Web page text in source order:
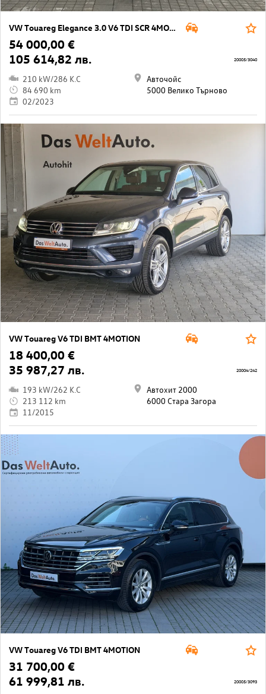
VW Touareg Elegance 3.0 V6 TDI SCR 4MOTION
54 000,00 €
105 614,82 лв.
210 kW/286 K.C
84 690 km
02/2023
Авточойс
5000 Велико Търново
20005/3040
VW Touareg V6 TDI BMT 4MOTION
18 400,00 €
35 987,27 лв.
193 kW/262 K.C
213 112 km
11/2015
Автохит 2000
6000 Стара Загора
20004/242
VW Touareg V6 TDI BMT 4MOTION
31 700,00 €
61 999,81 лв.
20005/3093